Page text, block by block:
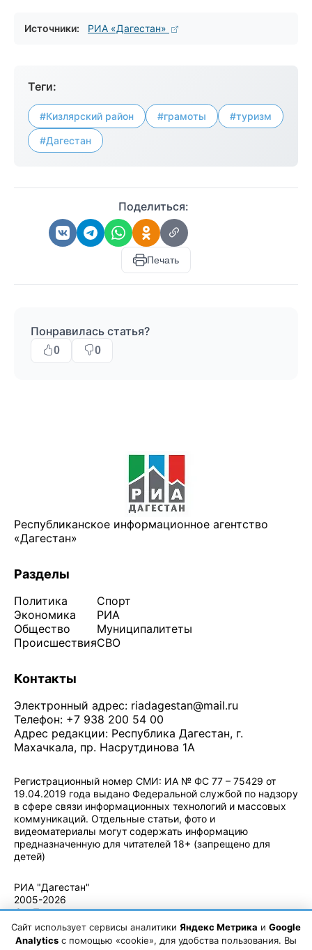
Источники: РИА «Дагестан»
Теги:
#Кизлярский район #грамоты #туризм
#Дагестан
Поделиться:
Печать
Понравилась статья?
0 0
Республиканское информационное агентство
«Дагестан»
Разделы
Политика
Экономика
Общество
Происшествия
Спорт
РИА
Муниципалитеты
СВО
Контакты
Электронный адрес: riadagestan@mail.ru
Телефон: +7 938 200 54 00
Адрес редакции: Республика Дагестан, г.
Махачкала, пр. Насрутдинова 1А
Регистрационный номер СМИ: ИА № ФС 77 – 75429 от
19.04.2019 года выдано Федеральной службой по надзору
в сфере связи информационных технологий и массовых
коммуникаций. Отдельные статьи, фото и
видеоматериалы могут содержать информацию
предназначенную для читателей 18+ (запрещено для
детей)
РИА "Дагестан"
2005-2026
© - Правила
использования
материалов.
Сайт использует сервисы аналитики Яндекс Метрика и Google
Analytics с помощью «cookie», для удобства пользования. Вы